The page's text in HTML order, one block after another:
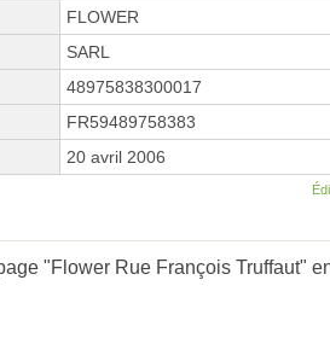
FLOWER
SARL
48975838300017
FR59489758383
20 avril 2006
"Flower Rue François Truffaut"